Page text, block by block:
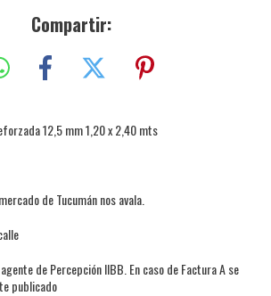
Compartir:
12,5 mm 1,20 x 2,40 mts
de Tucumán nos avala.
de Percepción IIBB. En caso de Factura A se
publicado